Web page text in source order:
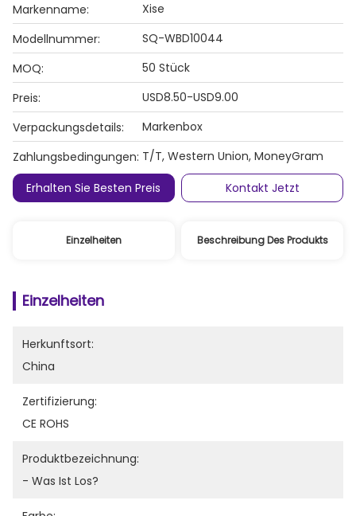
Markenname:
Xise
Modellnummer:
SQ-WBD10044
MOQ:
50 Stück
Preis:
USD8.50-USD9.00
Verpackungsdetails:
Markenbox
Zahlungsbedingungen: T/T, Western Union, MoneyGram
Erhalten Sie Besten Preis
Kontakt Jetzt
Einzelheiten Beschreibung Des Produkts
Einzelheiten
Herkunftsort:
China
Zertifizierung:
CE ROHS
Produktbezeichnung:
- Was Ist Los?